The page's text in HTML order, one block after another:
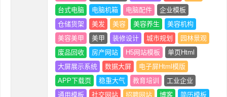
台式电脑
电脑机箱 电脑配件
企业模板
仓储货架
美发 美容 美容养生
美容机构
美容美甲
美甲 装修设计 城市规划
园林景观
废品回收
房产网站 H5网站模板
单页Html
大屏展示系统
数据大屏
电子屏Html模版
APP下载页
稳重大气 教育培训
工业企业
通用模板
社交网站 招聘网站 博客
简历模板